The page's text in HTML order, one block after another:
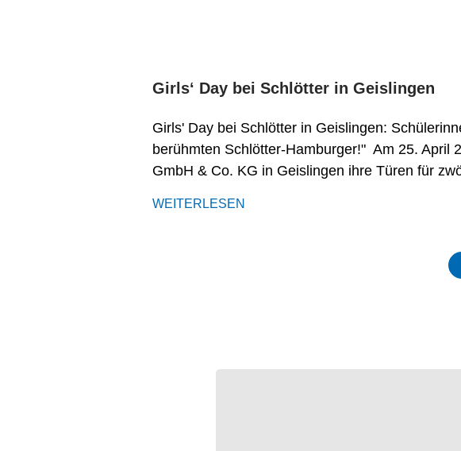
Girls‘ Day bei Schlötter in Geislingen
Girls' Day bei Schlötter in Geislingen:
berühmten Schlötter-Hamburger!" Am 25. April
GmbH & Co. KG in Geislingen ihre Türen für
WEITERLESEN